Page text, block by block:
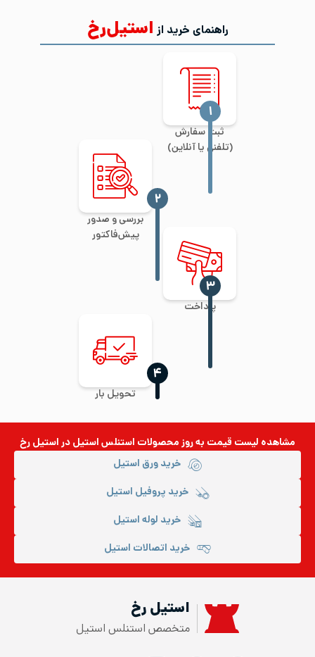
راهنمای خرید از استیل‌رخ
ثبت سفارش
(تلفنی یا آنلاین)
‍۱
بررسی و صدور
پیش‌فاکتور
‍۲
پرداخت
‍۳
تحویل بار
‍۴
مشاهده لیست قیمت به روزمحصولات استنلس استیلدر استیل رخ
خرید ورق استیل
خرید پروفیل استیل
خرید لوله استیل
خرید اتصالات استیل
استیل رخ
متخصص استنلس استیل